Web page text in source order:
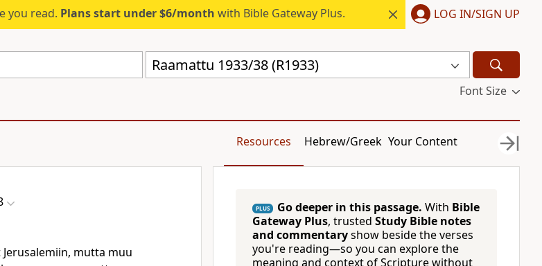
you read. Plans start under $6/month with Bible Gateway Plus. LOG IN/SIGN UP
Raamattu 1933/38 (R1933)
Font Size
Resources Hebrew/Greek Your Content
mutta muu
PLUS Go deeper in this passage. With Bible
Gateway Plus, trusted Study Bible notes
and commentaryshow beside the verses
you're reading—so you can explore the
meaning and context of Scripture without